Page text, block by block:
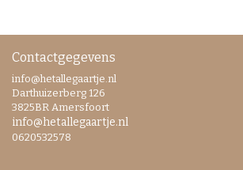
Contactgegevens
info@hetallegaartje.nl
Darthuizerberg 126
3825BR Amersfoort
info@hetallegaartje.nl
0620532578